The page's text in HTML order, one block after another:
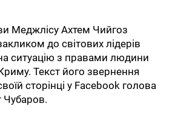
Меджлісу Ахтем Чийгоз
до світових лідерів
ситуацію з правами людини
Текст його звернення
сторінці у Facebook голова
Чубаров.